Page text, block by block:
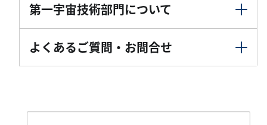
第一宇宙技術部門について
よくあるご質問・お問合せ